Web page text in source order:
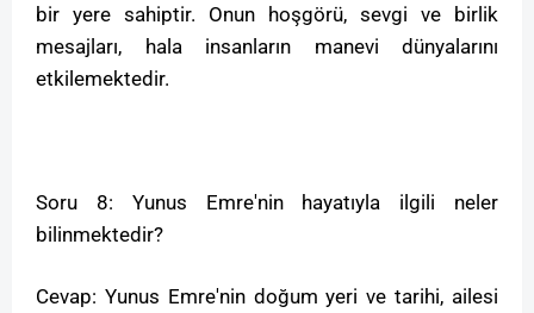
bir yere sahiptir. Onun hoşgörü, sevgi ve birlik
mesajları, hala insanların manevi dünyalarını
etkilemektedir.
Soru 8: Yunus Emre'nin hayatıyla ilgili neler
bilinmektedir?
Cevap: Yunus Emre'nin doğum yeri ve tarihi, ailesi